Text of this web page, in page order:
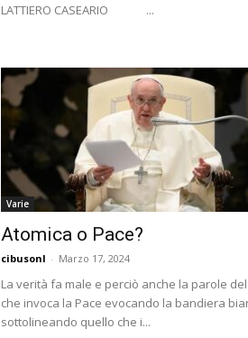
LATTIERO CASEARIO ...
Varie
Atomica o Pace?
cibusonl - Marzo 17, 2024
La verità fa male e perciò anche la parole
che invoca la Pace evocando la bandiera
sottolineando quello che i...